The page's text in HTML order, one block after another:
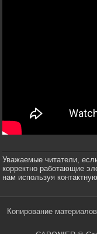
Уважаемые читатели,
корректно работающие
нам используя
Копирование